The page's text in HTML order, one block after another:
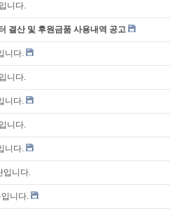
니다.
결산 및 후원금품 사용내역 공고
니다.
니다.
니다.
니다.
니다.
입니다.
니다.